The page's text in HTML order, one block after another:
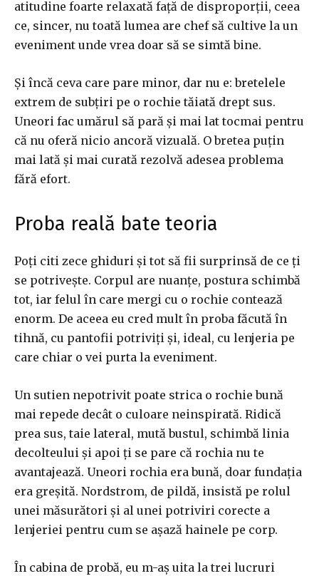
atitudine foarte relaxată față de disproporții, ceea
ce, sincer, nu toată lumea are chef să cultive la un
eveniment unde vrea doar să se simtă bine.
Și încă ceva care pare minor, dar nu e: bretelele
extrem de subțiri pe o rochie tăiată drept sus.
Uneori fac umărul să pară și mai lat tocmai pentru
că nu oferă nicio ancoră vizuală. O bretea puțin
mai lată și mai curată rezolvă adesea problema
fără efort.
Proba reală bate teoria
Poți citi zece ghiduri și tot să fii surprinsă de ce ți
se potrivește. Corpul are nuanțe, postura schimbă
tot, iar felul în care mergi cu o rochie contează
enorm. De aceea eu cred mult în proba făcută în
tihnă, cu pantofii potriviți și, ideal, cu lenjeria pe
care chiar o vei purta la eveniment.
Un sutien nepotrivit poate strica o rochie bună
mai repede decât o culoare neinspirată. Ridică
prea sus, taie lateral, mută bustul, schimbă linia
decolteului și apoi ți se pare că rochia nu te
avantajează. Uneori rochia era bună, doar fundația
era greșită. Nordstrom, de pildă, insistă pe rolul
unei măsurători și al unei potriviri corecte a
lenjeriei pentru cum se așază hainele pe corp.
În cabina de probă, eu m-aș uita la trei lucruri